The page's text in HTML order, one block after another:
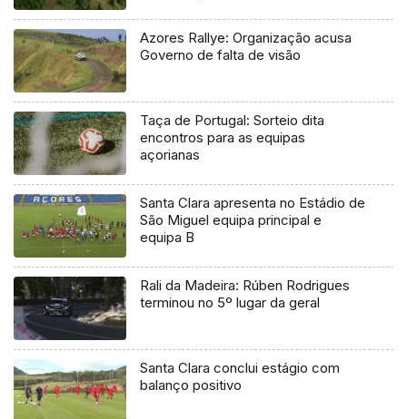
Azores Rallye: Organização acusa
Governo de falta de visão
Taça de Portugal: Sorteio dita
encontros para as equipas
açorianas
Santa Clara apresenta no Estádio de
São Miguel equipa principal e
equipa B
Rali da Madeira: Rúben Rodrigues
terminou no 5º lugar da geral
Santa Clara conclui estágio com
balanço positivo